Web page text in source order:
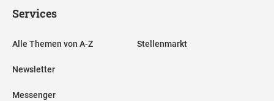
Services
Alle Themen von A-Z
Newsletter
Messenger
Stellenmarkt